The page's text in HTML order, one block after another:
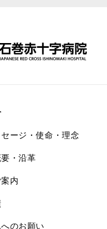
ージ・使命・理念
・沿革
内
のお願い